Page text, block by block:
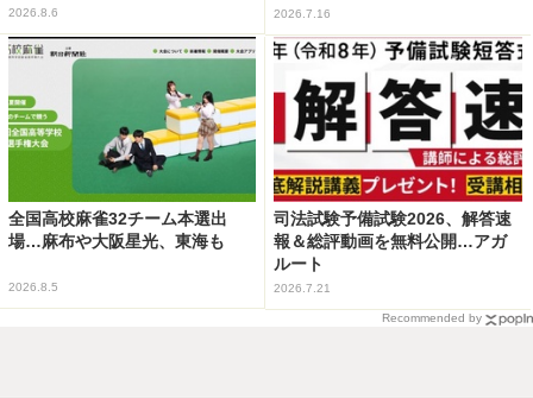
2026.8.6 2026.7.16
全国高校麻雀32チーム本選出
場…麻布や大阪星光、東海も
2026.8.5
司法試験予備試験2026、解答速
報＆総評動画を無料公開…アガ
ルート
2026.7.21
Recommended by